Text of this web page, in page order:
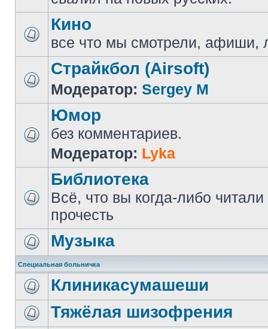
Кино
все что мы смотрели, афиши,
Страйкбол (Airsoft)
Модератор: Sergey M
Юмор
без комментариев.
Модератор: Lyka
Библиотека
Всё, что вы когда-либо
прочесть
Музыка
Специальная больничка
Клиникасумашеши
Тяжёлая шизофрения